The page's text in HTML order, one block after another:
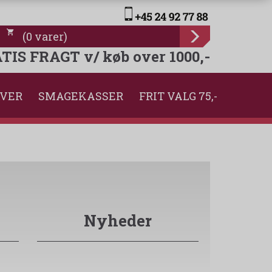
(0 varer)
FRAGT v/ køb over 1000,-
SMAGEKASSER FRIT VALG 75,-
Nyheder